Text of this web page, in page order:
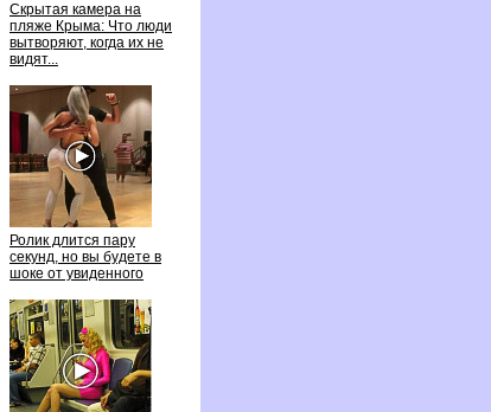
Скрытая камера на
пляже Крыма: Что люди
ытворяют, когда их не
идят...
Ролик длится пару
секунд, но вы будете
шоке от увиденного